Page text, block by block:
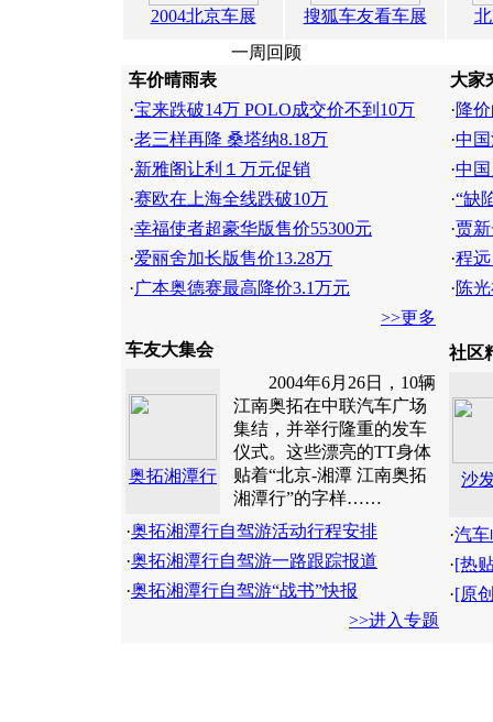
2004北京车展 搜狐车友看车展
一周回顾
车价晴雨表
·宝来跌破14万 POLO成交价不到10万
·老三样再降 桑塔纳8.18万
·新雅阁让利１万元促销
·赛欧在上海全线跌破10万
·幸福使者超豪华版售价55300元
·爱丽舍加长版售价13.28万
·广本奥德赛最高降价3.1万元
>>更多
大家
·降
·中
·中
·“缺
·贾
·程
·陈
车友大集会
奥拓湘潭行
2004年6月26日，10辆
江南奥拓在中联汽车广场
集结，并举行隆重的发车
仪式。这些漂亮的TT身体
贴着“北京-湘潭 江南奥拓
湘潭行”的字样……
·奥拓湘潭行自驾游活动行程安排
·奥拓湘潭行自驾游一路跟踪报道
·奥拓湘潭行自驾游“战书”快报
>>进入专题
社区
沙
·汽
·[热
·[原